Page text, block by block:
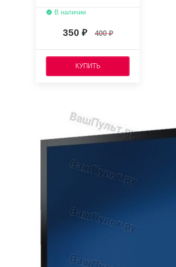
В наличии
350 400
КУПИТЬ